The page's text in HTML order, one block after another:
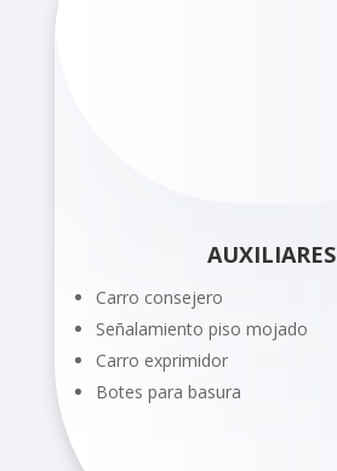
AUXILIARES
Carro consejero
Señalamiento piso mojado
Carro exprimidor
Botes para basura